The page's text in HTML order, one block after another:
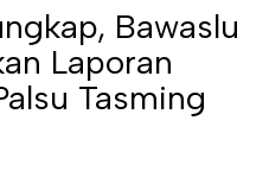
Bawaslu
Laporan
Tasming